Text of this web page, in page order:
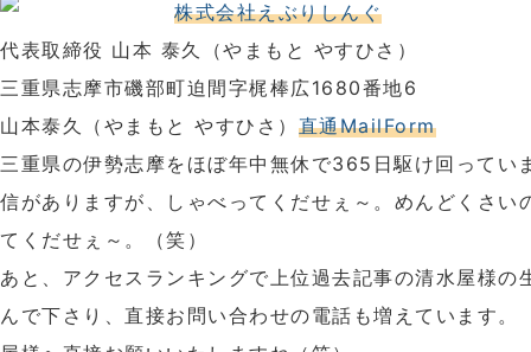
株式会社えぶりしんぐ
代表取締役 山本 泰久（やまもと やすひさ）
三重県志摩市磯部町迫間字梶棒広1680番地6
山本泰久（やまもと やすひさ） 直通MailForm
三重県の伊勢志摩をほぼ年中無休で365日駆け回ってい
信がありますが、しゃべってくだせぇ～。めんどくさい
てくだせぇ～。（笑）
あと、アクセスランキングで上位過去記事の清水屋様の
んで下さり、直接お問い合わせの電話も増えています。